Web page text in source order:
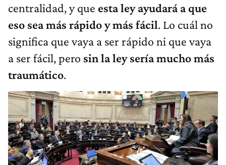
centralidad, y que esta ley ayudará a que
eso sea más rápido y más fácil. Lo cuál no
significa que vaya a ser rápido ni que vaya
a ser fácil, pero sin la ley sería mucho más
traumático.